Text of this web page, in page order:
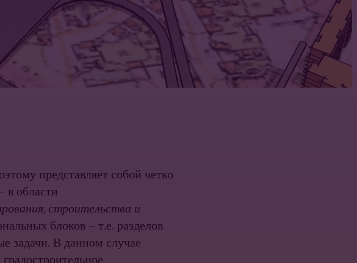
представляет собой четко
в области
строительства и
блоков — т.е. разделов
задачи. В данном случае